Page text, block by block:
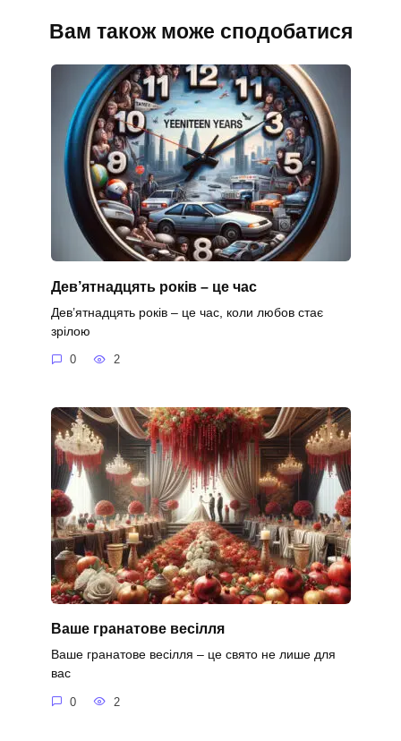
Вам також може сподобатися
Дев’ятнадцять років – це час
Дев’ятнадцять років – це час, коли любов стає
зрілою
0 2
Ваше гранатове весілля
Ваше гранатове весілля – це свято не лише для
вас
0 2